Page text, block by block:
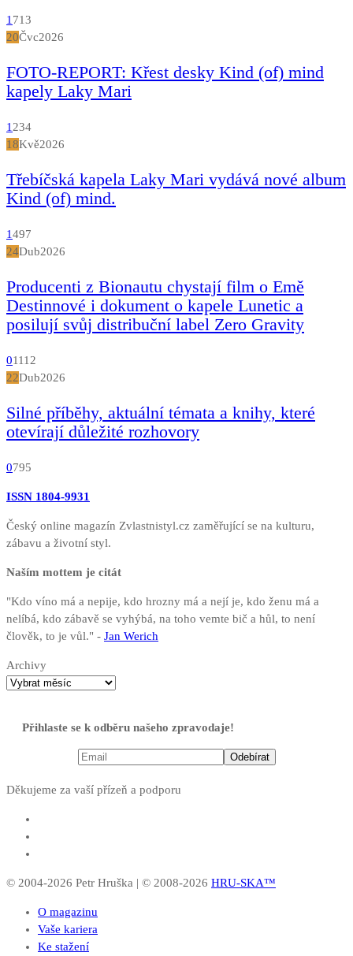
1 713
20Čvc2026
FOTO-REPORT: Křest desky Kind (of) mind
kapely Laky Mari
1 234
18Kvě2026
Třebíčská kapela Laky Mari vydává nové album
Kind (of) mind.
1497
24Dub2026
Producenti z Bionautu chystají film o Emě
Destinnové i dokument o kapele Lunetic a
posilují svůj distribuční label Zero Gravity
01112
22Dub2026
Silné příběhy, aktuální témata a knihy, které
otevírají důležité rozhovory
0795
ISSN 1804-9931
Český online magazín Zvlastnistyl.cz zaměřující se na kulturu,
zábavu a životní styl.
Naším mottem je citát
"Kdo víno má a nepije, kdo hrozny má a nejí je, kdo ženu má a
nelíbá, kdo zábavě se vyhýbá, na toho vemte bič a hůl, to není
člověk, to je vůl." - Jan Werich
Archivy
Přihlaste se k odběru našeho zpravodaje!
Děkujeme za vaší přízeň a podporu
© 2004-2026 Petr Hruška | © 2008-2026 HRU-SKA™
O magazinu
Vaše kariera
Ke stažení